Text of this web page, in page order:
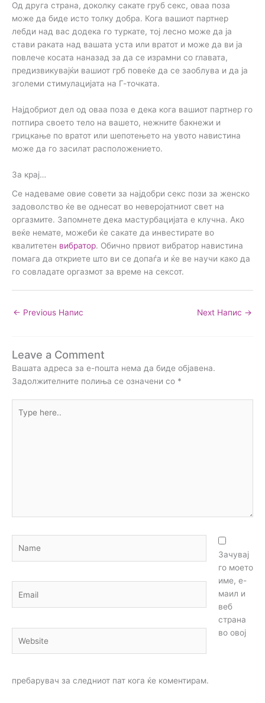
Од друга страна, доколку сакате груб секс, оваа поза
може да биде исто толку добра. Кога вашиот партнер
лебди над вас додека го туркате, тој лесно може да ја
стави раката над вашата уста или вратот и може да ви ја
повлече косата наназад за да се израмни со главата,
предизвикувајќи вашиот грб повеќе да се заоблува и да ја
зголеми стимулацијата на Г-точката.
Најдобриот дел од оваа поза е дека кога вашиот партнер го
потпира своето тело на вашето, нежните бакнежи и
грицкање по вратот или шепотењето на увото навистина
може да го засилат расположението.
За крај…
Се надеваме овие совети за најдобри секс пози за женско
задоволство ќе ве однесат во неверојатниот свет на
оргазмите. Запомнете дека мастурбацијата е клучна. Ако
веќе немате, можеби ќе сакате да инвестирате во
квалитетен вибратор. Обично првиот вибратор навистина
помага да откриете што ви се допаѓа и ќе ве научи како да
го совладате оргазмот за време на сексот.
← Previous Напис Next Напис →
Leave a Comment
Вашата адреса за е-пошта нема да биде објавена.
Задолжителните полиња се означени со *
here..
Зачувај
го моето
име, е-
маил и
веб
страна
во овој
пребарувач за следниот пат кога ќе коментирам.